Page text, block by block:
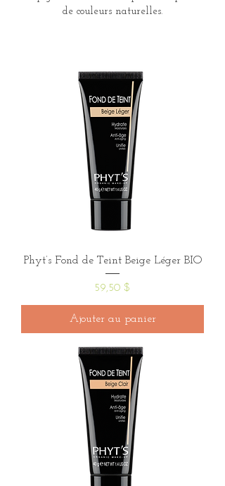
de couleurs naturelles.
Phyt’s Fond de Teint Beige Léger BIO
Prix
59,50 $
Ajouter au panier